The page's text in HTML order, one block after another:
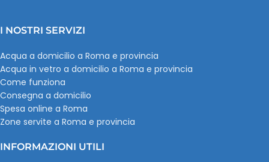
I NOSTRI SERVIZI
Acqua a domicilio a Roma e provincia
Acqua in vetro a domicilio a Roma e provincia
Come funziona
Consegna a domicilio
Spesa online a Roma
Zone servite a Roma e provincia
INFORMAZIONI UTILI